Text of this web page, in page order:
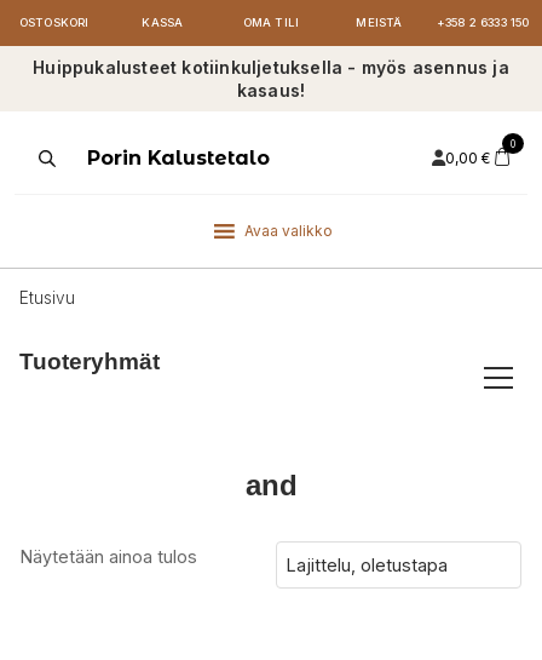
OSTOSKORI KASSA OMA TILI MEISTÄ +358 2 6333 150
Huippukalusteet kotiinkuljetuksella - myös asennus ja
kasaus!
ProductsPorin Kalustetalo 0,00 €
0
Avaa valikko
Etusivu
Tuoteryhmät
and
Näytetään ainoa tulos